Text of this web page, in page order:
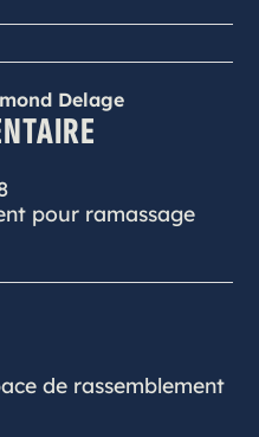
Delage
pour ramassage
de rassemblement